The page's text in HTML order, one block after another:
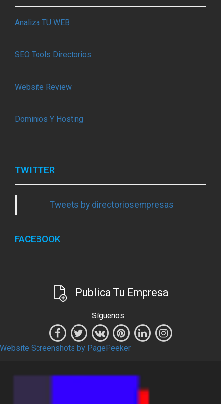
Analiza TU WEB
SEO Tools Directorios
Website Review
Dominios Y Hosting
TWITTER
Tweets by directoriosempresas
FACEBOOK
Publica Tu Empresa
Síguenos:
Website Screenshots by PagePeeker